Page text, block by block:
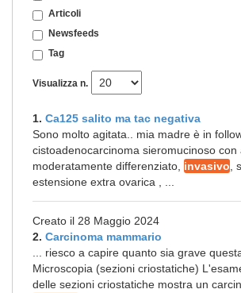
Articoli
Newsfeeds
Tag
Visualizza n.
1. Ca125 salito ma tac negativa
Sono molto agitata.. mia madre è in
cistoadenocarcinoma sieromucinoso con
moderatamente differenziato, invasivo ,
estensione extra ovarica , ...
Creato il 28 Maggio 2024
2. Carcinoma mammario
... riesco a capire quanto sia grave
Microscopia (sezioni criostatiche)
delle sezioni criostatiche mostra un